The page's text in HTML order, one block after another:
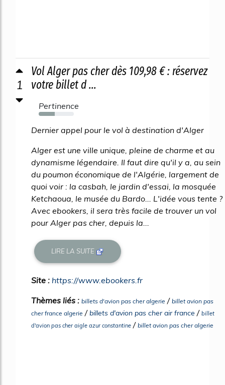
1
Vol Alger pas cher dès 109,98 € : réservez
votre billet d ...
Pertinence
46%
Dernier appel pour le vol à destination d'Alger
Alger est une ville unique, pleine de charme et au
dynamisme légendaire. Il faut dire qu'il y a, au sein
du poumon économique de l'Algérie, largement de
quoi voir : la casbah, le jardin d'essai, la mosquée
Ketchaoua, le musée du Bardo... L'idée vous tente ?
Avec ebookers, il sera très facile de trouver un vol
pour Alger pas cher, depuis la...
LIRE LA SUITE
Site : https://www.ebookers.fr
Thèmes liés : billets d'avion pas cher algerie / billet avion pas
cher france algerie /billets d'avion pas cher air france / billet
d'avion pas cher aigle azur constantine / billet avion pas cher algerie